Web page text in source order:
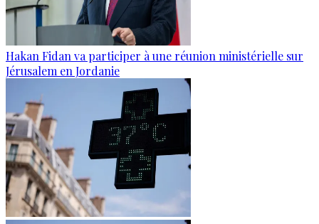
Hakan Fidan va participer à une réunion ministérielle sur
Jérusalem en Jordanie